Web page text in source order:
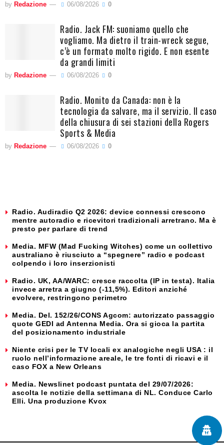
by Redazione 06/08/2026 0
Radio. Jack FM: suoniamo quello che
vogliamo. Ma dietro il train-wreck segue,
c’è un formato molto rigido. E non esente
da grandi limiti
by Redazione 06/08/2026 0
Radio. Monito da Canada: non è la
tecnologia da salvare, ma il servizio. Il caso
della chiusura di sei stazioni della Rogers
Sports & Media
by Redazione 06/08/2026 0
Radio. Audiradio Q2 2026: device connessi crescono
mentre autoradio e ricevitori tradizionali arretrano. Ma è
presto per parlare di trend
Media. MFW (Mad Fucking Witches) come un collettivo
australiano è riusciuto a “spegnere” radio e podcast
colpendo i loro inserzionisti
Radio. UK, AA/WARC: cresce raccolta (IP in testa). Italia
invece arretra a giugno (-11,5%). Editori anziché
evolvere, restringono perimetro
Media. Del. 152/26/CONS Agcom: autorizzato passaggio
quote GEDI ad Antenna Media. Ora si gioca la partita
del posizionamento industriale
Niente crisi per le TV locali ex analogiche negli USA : il
ruolo nell’informazione areale, le tre fonti di ricavi e il
caso FOX a New Orleans
Media. Newslinet podcast puntata del 29/07/2026:
ascolta le notizie della settimana di NL. Conduce Carlo
Elli. Una produzione Kvox